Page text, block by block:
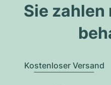
Sie zahlen
Kostenloser Versand